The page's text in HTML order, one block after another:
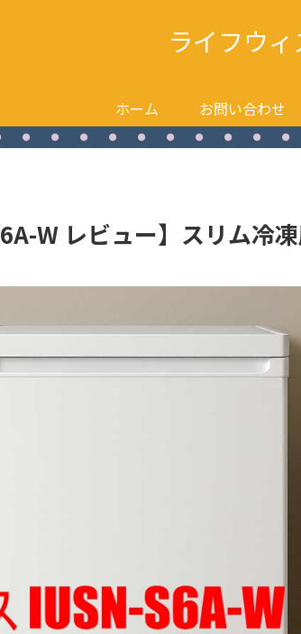
ライフウ
ホーム お問い合わせ
W レビュー】スリム冷